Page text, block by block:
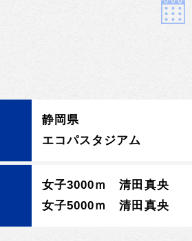
静岡県
エコパスタジアム
女子3000ｍ 清田真央
女子5000ｍ 清田真央